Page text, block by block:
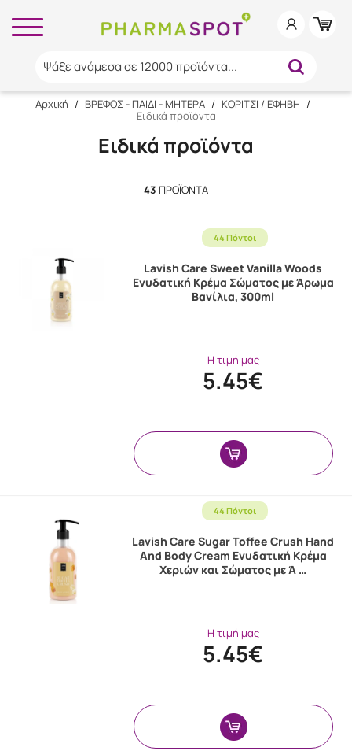
Ψάξε ανάμεσα σε 12000 προϊόντα...
Αρχική / ΒΡΕΦΟΣ - ΠΑΙΔΙ - ΜΗΤΕΡΑ / ΚΟΡΙΤΣΙ / ΕΦΗΒΗ /
Ειδικά προϊόντα
Ειδικά προϊόντα
43 ΠΡΟΪΌΝΤΑ
44 Πόντοι
Lavish Care Sweet Vanilla Woods
Ενυδατική Κρέμα Σώματος με Άρωμα
Βανίλια, 300ml
Η τιμή μας
5.45€
44 Πόντοι
Lavish Care Sugar Toffee Crush Hand
And Body Cream Ενυδατική Κρέμα
Χεριών και Σώματος με Ά …
Η τιμή μας
5.45€